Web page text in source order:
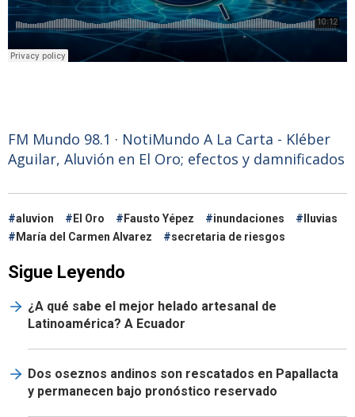
FM Mundo 98.1 · NotiMundo A La Carta - Kléber
Aguilar, Aluvión en El Oro; efectos y damnificados
aluvion El Oro Fausto Yépez inundaciones
lluvias
María del Carmen Alvarez
secretaria de riesgos
Sigue Leyendo
¿A qué sabe el mejor helado artesanal de
Latinoamérica? A Ecuador
Dos oseznos andinos son rescatados en Papallacta
y permanecen bajo pronóstico reservado